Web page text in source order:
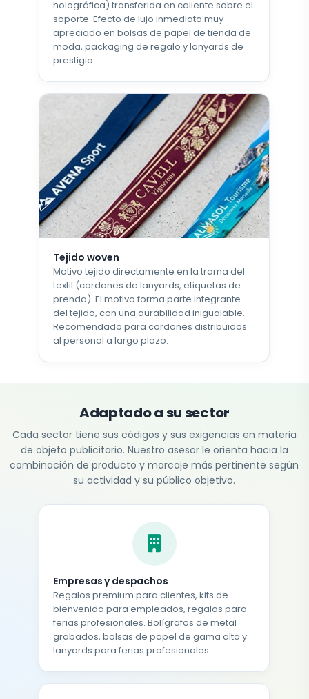
holográfica) transferida en caliente sobre el
soporte. Efecto de lujo inmediato muy
apreciado en bolsas de papel de tienda de
moda, packaging de regalo y lanyards de
prestigio.
Tejido woven
Motivo tejido directamente en la trama del
textil (cordones de lanyards, etiquetas de
prenda). El motivo forma parte integrante
del tejido, con una durabilidad inigualable.
Recomendado para cordones distribuidos
al personal a largo plazo.
Adaptado a su sector
Cada sector tiene sus códigos y sus exigencias en materia
de objeto publicitario. Nuestro asesor le orienta hacia la
combinación de producto y marcaje más pertinente según
su actividad y su público objetivo.
Empresas y despachos
Regalos premium para clientes, kits de
bienvenida para empleados, regalos para
ferias profesionales. Bolígrafos de metal
grabados, bolsas de papel de gama alta y
lanyards para ferias profesionales.